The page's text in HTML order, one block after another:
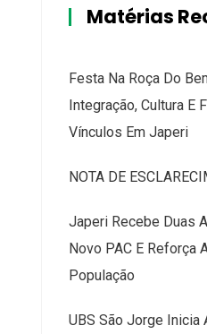
Matérias
Festa Na Roça Do
Integração, Cultura E
Vínculos Em Japeri
NOTA DE
Japeri Recebe Duas
Novo PAC E Reforça
População
UBS São Jorge Inicia